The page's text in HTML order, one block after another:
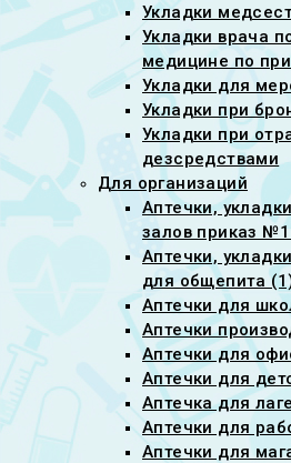
Укладки
Укладки врача
медицине по
Укладки для
Укладки при
Укладки при
дезсредствами
Для организаций
Аптечки,
залов приказ
Аптечки,
для общепита
Аптечки для
Аптечки
Аптечки для
Аптечки для
Аптечка для
Аптечки для
Аптечки для